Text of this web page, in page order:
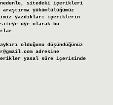
nedenle, sitedeki içerikleri
yükümlülüğümüz
yazdıkları içeriklerin
üye olarak bu
olduğunu düşündüğünüz
adresine
yasal süre içerisinde